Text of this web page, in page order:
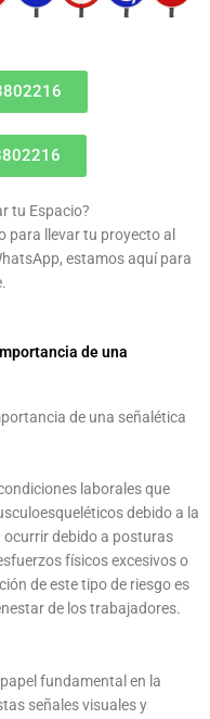
tu Espacio?
para llevar tu proyecto al
estamos aquí para
de una
de una señalética
laborales que
debido a la
ocurrir debido a posturas
físicos excesivos o
de este tipo de riesgo es
de los trabajadores.
fundamental en la
señales visuales y